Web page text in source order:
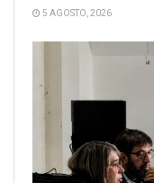
5 AGOSTO, 2026